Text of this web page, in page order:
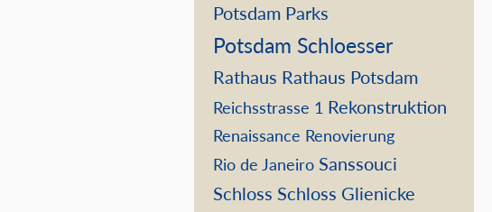
Potsdam Parks
Potsdam Schloesser
Rathaus Rathaus Potsdam
Reichsstrasse 1 Rekonstruktion
Renaissance Renovierung
Rio de Janeiro Sanssouci
Schloss Schloss Glienicke